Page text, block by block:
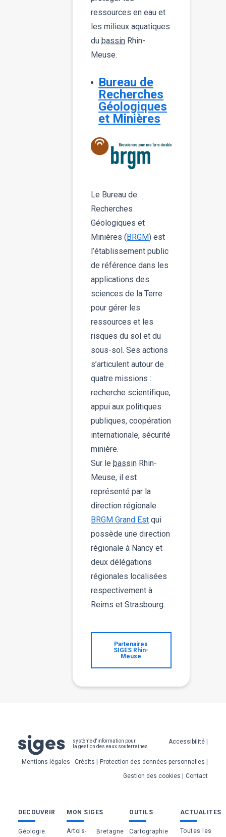
ressources en eau et
les milieux aquatiques
dubassin Rhin-
Meuse.
Bureau de
Recherches
Géologiques
et Minières
Le Bureau de
Recherches
Géologiques et
Minières (BRGM) est
l’établissement public
de référence dans les
applications des
sciences de la Terre
pour gérer les
ressources et les
risques du sol et du
sous-sol. Ses actions
s’articulent autour de
quatre missions :
recherche scientifique,
appui aux politiques
publiques, coopération
internationale, sécurité
minière.
Sur lebassin Rhin-
Meuse, il est
représenté par la
direction régionale
BRGM Grand Est qui
possède une direction
régionale à Nancy et
deux délégations
régionales localisées
respectivement à
Reims et Strasbourg.
Partenaires
SIGES Rhin-
Meuse
système d'information pour
la gestion des eaux souterraines
Pied
de
page
Accessibilité
Mentions légales - Crédits
Protection des données personnelles
Gestion des cookies
Contact
Bas
de
DECOUVRIR
Géologie
MON SIGES
Artois- Bretagne
OUTILS
Cartographie
ACTUALITES
Toutes les